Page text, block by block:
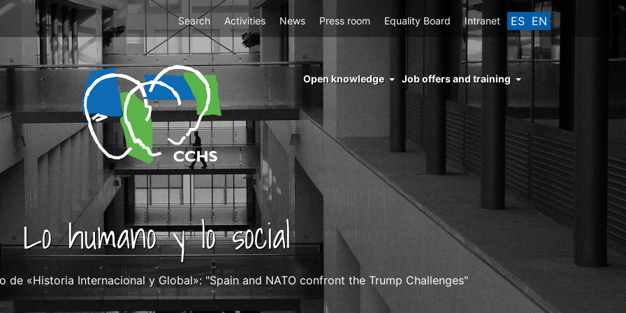
ES EN
Top
Menu
Search Activities News Press room Equality Board Intranet
menu
cchs
conocimiento
abierto
Open knowledge Job offers and training
Lo humano y lo social
de «Historia Internacional y Global»: "Spain and NATO confront the Trump Challenges"